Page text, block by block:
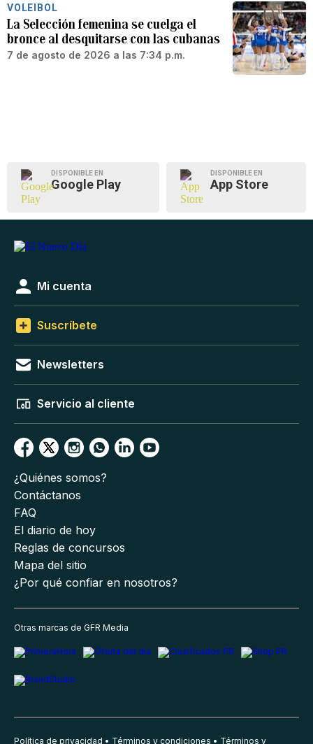
VOLEIBOL
La Selección femenina se cuelga el
bronce al desquitarse con las cubanas
7 de agosto de 2026 a las 7:34 p.m.
DISPONIBLE EN
Google Play
DISPONIBLE EN
App Store
Mi cuenta
Suscríbete
Newsletters
Servicio al cliente
¿Quiénes somos?
Contáctanos
FAQ
El diario de hoy
Reglas de concursos
Mapa del sitio
¿Por qué confiar en nosotros?
Otras marcas de GFR Media
Política de privacidad Términos y condiciones Términos y